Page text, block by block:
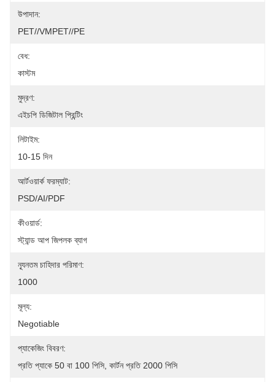
উপাদান:
PET//VMPET//PE
বেধ:
কাস্টম
মুদ্রণ:
এইচপি ডিজিটাল প্রিন্টিং
লিটাইম:
10-15 দিন
আর্টওয়ার্ক ফরম্যাট:
PSD/AI/PDF
কীওয়ার্ড:
স্ট্যান্ড আপ জিপলক ব্যাগ
ন্যূনতম চাহিদার পরিমাণ:
1000
মূল্য:
Negotiable
প্যাকেজিং বিবরণ:
প্রতি প্যাকে 50 বা 100 পিসি, কার্টন প্রতি 2000 পিসি